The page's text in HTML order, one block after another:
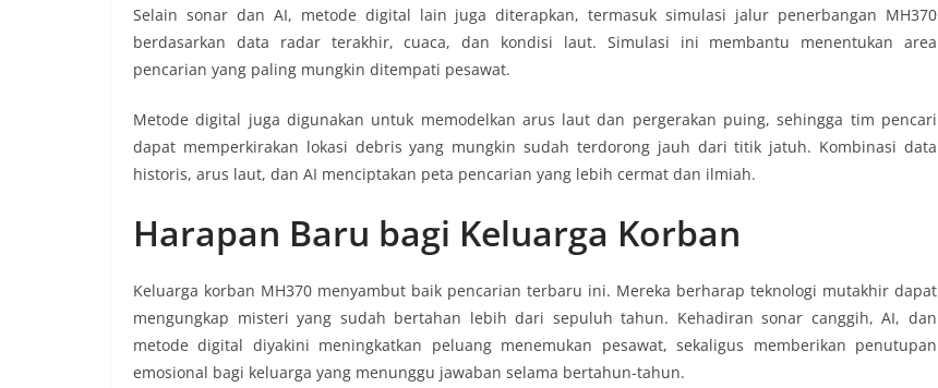
Selain sonar dan AI, metode digital lain juga diterapkan, termasuk simulasi jalur penerbangan MH370
berdasarkan data radar terakhir, cuaca, dan kondisi laut. Simulasi ini membantu menentukan area
pencarian yang paling mungkin ditempati pesawat.
Metode digital juga digunakan untuk memodelkan arus laut dan pergerakan puing, sehingga tim pencari
dapat memperkirakan lokasi debris yang mungkin sudah terdorong jauh dari titik jatuh. Kombinasi data
historis, arus laut, dan AI menciptakan peta pencarian yang lebih cermat dan ilmiah.
Harapan Baru bagi Keluarga Korban
Keluarga korban MH370 menyambut baik pencarian terbaru ini. Mereka berharap teknologi mutakhir dapat
mengungkap misteri yang sudah bertahan lebih dari sepuluh tahun. Kehadiran sonar canggih, AI, dan
metode digital diyakini meningkatkan peluang menemukan pesawat, sekaligus memberikan penutupan
emosional bagi keluarga yang menunggu jawaban selama bertahun-tahun.